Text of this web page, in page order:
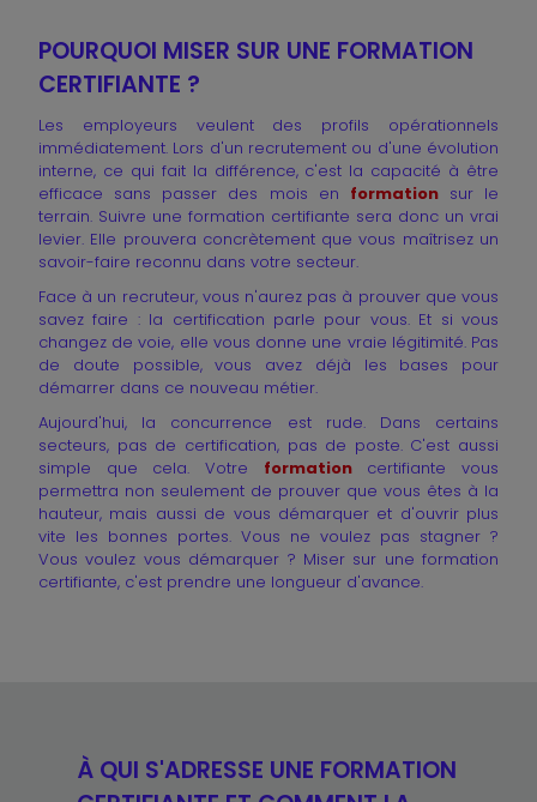
POURQUOI MISER SUR UNE FORMATION
CERTIFIANTE ?
Les employeurs veulent des profils opérationnels
immédiatement. Lors d'un recrutement ou d'une évolution
interne, ce qui fait la différence, c'est la capacité à être
efficace sans passer des mois en formationsur le
terrain. Suivre une formation certifiante sera donc un vrai
levier. Elle prouvera concrètement que vous maîtrisez un
savoir-faire reconnu dans votre secteur.
Face à un recruteur, vous n'aurez pas à prouver que vous
savez faire : la certification parle pour vous. Et si vous
changez de voie, elle vous donne une vraie légitimité. Pas
de doute possible, vous avez déjà les bases pour
démarrer dans ce nouveau métier.
Aujourd'hui, la concurrence est rude. Dans certains
secteurs, pas de certification, pas de poste. C'est aussi
simple que cela. Votre formationcertifiante vous
permettra non seulement de prouver que vous êtes à la
hauteur, mais aussi de vous démarquer et d'ouvrir plus
vite les bonnes portes. Vous ne voulez pas stagner ?
Vous voulez vous démarquer ? Miser sur une formation
certifiante, c'est prendre une longueur d'avance.
À QUI S'ADRESSE UNE FORMATION